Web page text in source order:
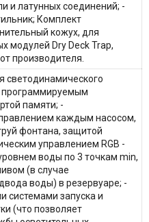
и латунных соединений; -
Комплект
кожух, для
модулей Dry Deck Trap,
производителя.
светодинамического
программируемым
памяти; -
каждым насосом,
фонтана, защитой
управлением RGB -
воды по 3 точкам min,
(в случае
воды) в резервуаре; -
системами запуска и
(что позволяет